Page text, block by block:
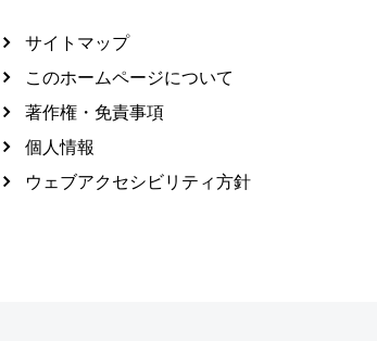
サイトマップ
このホームページについて
著作権・免責事項
個人情報
ウェブアクセシビリティ方針